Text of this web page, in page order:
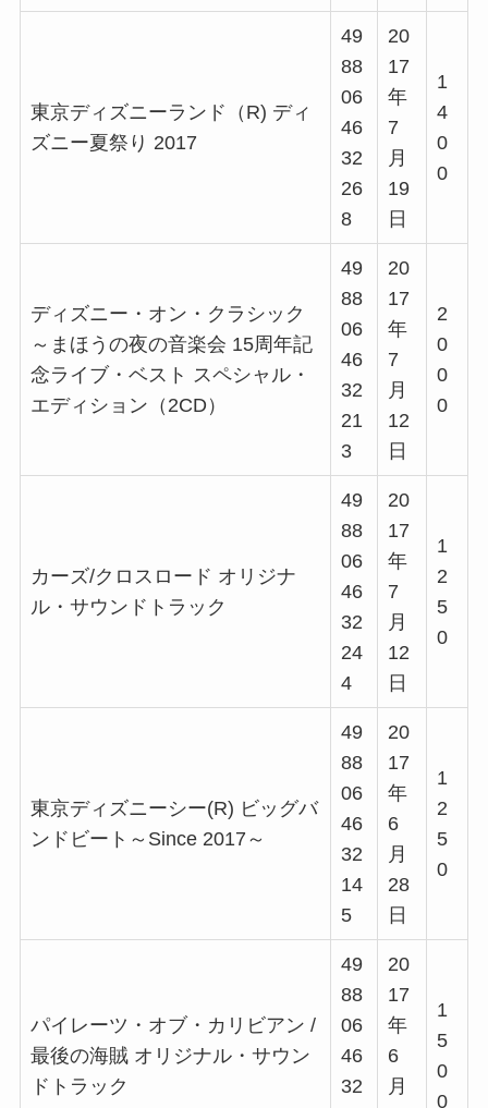
東京ディズニーランド（R) ディ
ズニー夏祭り 2017
49
88
06
46
32
26
8
20
17
年
7
月
19
日
1
4
0
0
ディズニー・オン・クラシック
～まほうの夜の音楽会 15周年記
念ライブ・ベスト スペシャル・
エディション（2CD）
49
88
06
46
32
21
3
20
17
年
7
月
12
日
2
0
0
0
カーズ/クロスロード オリジナ
ル・サウンドトラック
49
88
06
46
32
24
4
20
17
年
7
月
12
日
1
2
5
0
東京ディズニーシー(R) ビッグバ
ンドビート～Since 2017～
49
88
06
46
32
14
5
20
17
年
6
月
28
日
1
2
5
0
パイレーツ・オブ・カリビアン /
最後の海賊 オリジナル・サウン
ドトラック
49
88
06
46
32
20
17
年
6
月
1
5
0
0